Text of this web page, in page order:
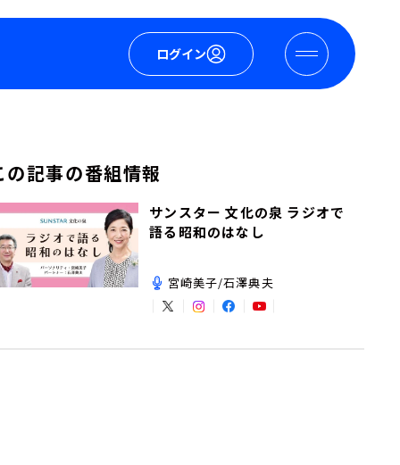
ログイン
の記事の番組情報
サンスター 文化の泉 ラジオで
語る昭和のはなし
宮崎美子/石澤典夫